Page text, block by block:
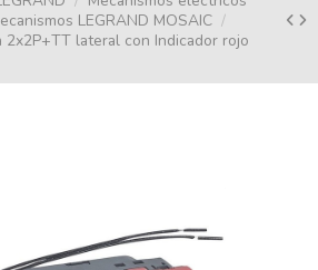
LEGRAND MOSAIC
2x2P+TT lateral con Indicador rojo